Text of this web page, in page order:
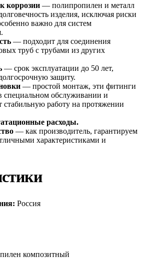
коррозии — полипропилен и металл
изделия, исключая риски
важно для систем
— подходит для соединения
труб с трубами из других
— срок эксплуатации до 50 лет,
защиту.
— простой монтаж, эти фитинги
специальном обслуживании и
стабильную работу на протяжении
расходы.
— как производитель, гарантируем
характеристиками и
Россия
композитный